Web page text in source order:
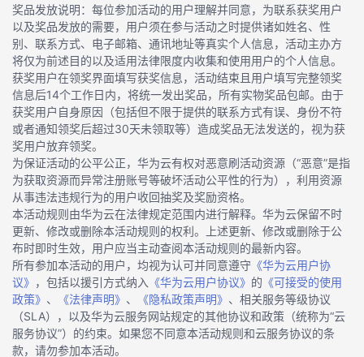
奖品发放说明：每位参加活动的用户理解并同意，为联系获奖用户
以及奖品发放的需要，用户须在参与活动之时提供诸如姓名、性
别、联系方式、电子邮箱、通讯地址等真实个人信息，活动主办方
将仅为前述目的以及适用法律限度内收集和使用用户的个人信息。
获奖用户在领奖界面填写获奖信息，活动结束且用户填写完整领奖
信息后14个工作日内，将统一发出奖品，所有实物奖品包邮。由于
获奖用户自身原因（包括但不限于提供的联系方式有误、身份不符
或者通知领奖后超过30天未领取等）造成奖品无法发送的，视为获
奖用户放弃领奖。
为保证活动的公平公正，华为云有权对恶意刷活动资源（“恶意”是指
为获取资源而异常注册账号等破坏活动公平性的行为），利用资源
从事违法违规行为的用户收回抽奖及奖励资格。
本活动规则由华为云在法律规定范围内进行解释。华为云保留不时
更新、修改或删除本活动规则的权利。上述更新、修改或删除于公
布时即时生效，用户应当主动查阅本活动规则的最新内容。
所有参加本活动的用户，均视为认可并同意遵守 《华为云用户协
议》 ，包括以援引方式纳入 《华为云用户协议》 的 《可接受的使用
政策》 、 《法律声明》 、 《隐私政策声明》 、相关服务等级协议
（SLA），以及华为云服务网站规定的其他协议和政策（统称为“云
服务协议”）的约束。如果您不同意本活动规则和云服务协议的条
款，请勿参加本活动。